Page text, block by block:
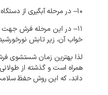
۱۰– در مرحله آبگیری از دستگاه
۱۱– در این مرحله فرش جهت
خواب آن، زیر تابش
لذا بهترین زمان شستشوی
همراه است و گذشته از طولانی
داند، که این روش حفظ